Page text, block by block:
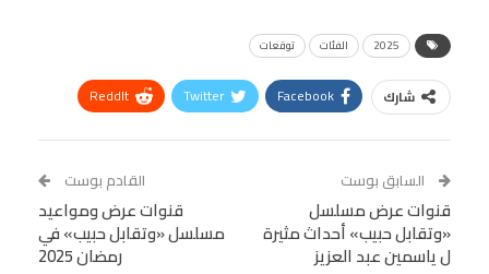
2025 الفئات توقعات
شارك Facebook
Twitter
ReddIt
Tumblr
البريد الإلكتروني
VK
Digg
LINE
BlackBerry
Viber
السابق بوست
قنوات عرض مسلسل
«وتقابل حبيب» أحداث مثيرة
ل ياسمين عبد العزيز
القادم بوست
قنوات عرض ومواعيد
مسلسل «وتقابل حبيب» في
رمضان 2025